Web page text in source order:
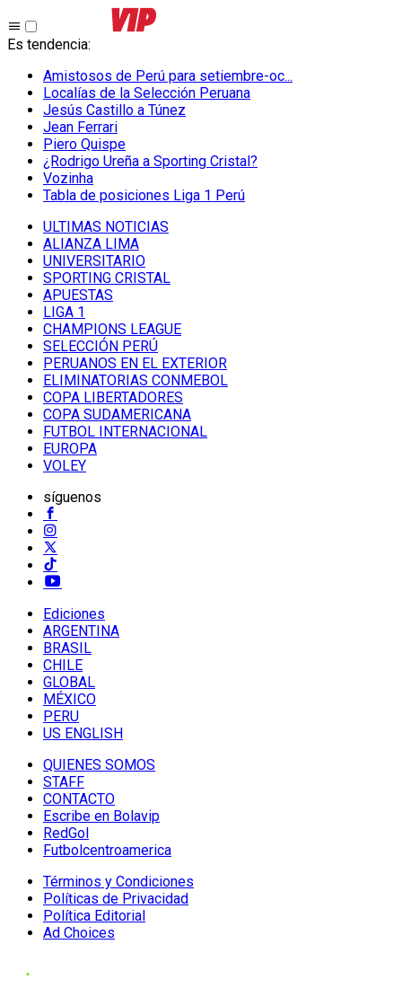
Es tendencia:
Amistosos de Perú para setiembre-oc...
Localías de la Selección Peruana
Jesús Castillo a Túnez
Jean Ferrari
Piero Quispe
¿Rodrigo Ureña a Sporting Cristal?
Vozinha
Tabla de posiciones Liga 1 Perú
ULTIMAS NOTICIAS
ALIANZA LIMA
UNIVERSITARIO
SPORTING CRISTAL
APUESTAS
LIGA 1
CHAMPIONS LEAGUE
SELECCIÓN PERÚ
PERUANOS EN EL EXTERIOR
ELIMINATORIAS CONMEBOL
COPA LIBERTADORES
COPA SUDAMERICANA
FUTBOL INTERNACIONAL
EUROPA
VOLEY
síguenos
Ediciones
ARGENTINA
BRASIL
CHILE
GLOBAL
MÉXICO
PERU
US ENGLISH
QUIENES SOMOS
STAFF
CONTACTO
Escribe en Bolavip
RedGol
Futbolcentroamerica
Términos y Condiciones
Políticas de Privacidad
Política Editorial
Ad Choices